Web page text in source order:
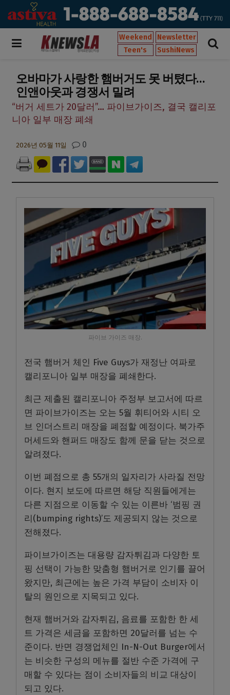
Weekend
Newsletter
Teen's
SushiNews
오바마가 사랑한 햄버거도 못 버텼다…
인앤아웃과 경쟁서 밀려
“버거 세트가 20달러”… 파이브가이즈, 결국 캘리포
니아 일부 매장 폐쇄
2026년 05월 11일 0
파이브 가이즈 매장.
전국 햄버거 체인 Five Guys가 재정난 여파로
캘리포니아 일부 매장을 폐쇄한다.
최근 제출된 캘리포니아 주정부 보고서에 따르
면 파이브가이즈는 오는 5월 휘티어와 시티 오
브 인더스트리 매장을 폐점할 예정이다. 북가주
머세드와 핸퍼드 매장도 함께 문을 닫는 것으로
알려졌다.
이번 폐점으로 총 55개의 일자리가 사라질 전망
이다. 현지 보도에 따르면 해당 직원들에게는
다른 지점으로 이동할 수 있는 이른바 ‘범핑 권
리(bumping rights)’도 제공되지 않는 것으로
전해졌다.
파이브가이즈는 대용량 감자튀김과 다양한 토
핑 선택이 가능한 맞춤형 햄버거로 인기를 끌어
왔지만, 최근에는 높은 가격 부담이 소비자 이
탈의 원인으로 지목되고 있다.
현재 햄버거와 감자튀김, 음료를 포함한 한 세
트 가격은 세금을 포함하면 20달러를 넘는 수
준이다. 반면 경쟁업체인 In-N-Out Burger에서
는 비슷한 구성의 메뉴를 절반 수준 가격에 구
매할 수 있다는 점이 소비자들의 비교 대상이
되고 있다.